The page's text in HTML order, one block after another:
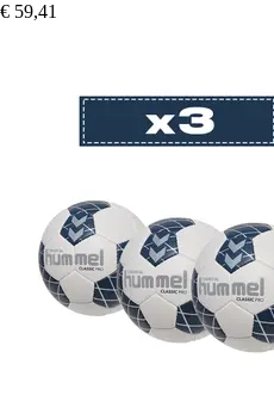
€ 59,41